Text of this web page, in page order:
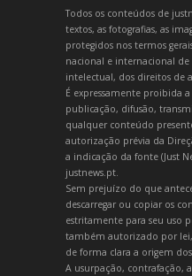
Todos os conteúdos de
textos, as fotografias, as
protegidos nos termos
nacional e internacional
intelectual, dos direitos de
É expressamente proibida
publicação, difusão,
qualquer conteúdo
autorização prévia da
a indicação da fonte (Just
justnews.pt.
Sem prejuízo do que
descarregar ou copiar os
estritamente para seu uso
também autorizado por
de forma clara a origem
A usurpação, contrafação,